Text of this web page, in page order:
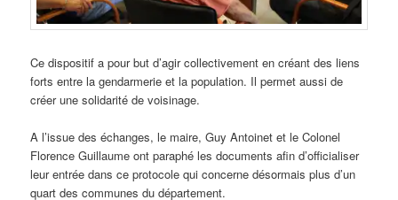
Ce dispositif a pour but d’agir collectivement en créant des liens
forts entre la gendarmerie et la population. Il permet aussi de
créer une solidarité de voisinage.
A l’issue des échanges, le maire, Guy Antoinet et le Colonel
Florence Guillaume ont paraphé les documents afin d’officialiser
leur entrée dans ce protocole qui concerne désormais plus d’un
quart des communes du département.